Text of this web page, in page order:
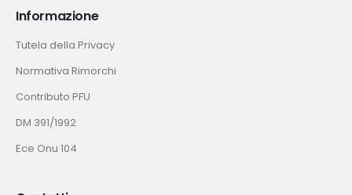
Informazione
Tutela della Privacy
Normativa Rimorchi
Contributo PFU
DM 391/1992
Ece Onu 104